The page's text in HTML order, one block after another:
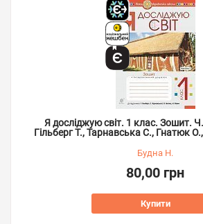
Я досліджую світ. 1 клас. Зошит.
Гільберг Т., Тарнавська С., Гнатюк
Будна Н.
80,00 грн
Купити